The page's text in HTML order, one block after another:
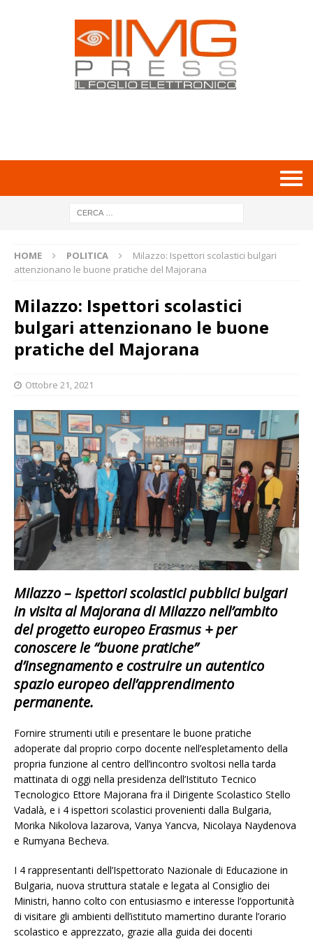
HOME POLITICA
Milazzo: Ispettori scolastici bulgari
attenzionano le buone pratiche del Majorana
Milazzo: Ispettori scolastici
bulgari attenzionano le buone
pratiche del Majorana
Ottobre 21, 2021
Milazzo – Ispettori scolastici pubblici bulgari
in visita al Majorana di Milazzo nell’ambito
del progetto europeo Erasmus + per
conoscere le “buone pratiche”
d’insegnamento e costruire un autentico
spazio europeo dell’apprendimento
permanente.
Fornire strumenti utili e presentare le buone pratiche
adoperate dal proprio corpo docente nell’espletamento della
propria funzione al centro dell’incontro svoltosi nella tarda
mattinata di oggi nella presidenza dell’Istituto Tecnico
Tecnologico Ettore Majorana fra il Dirigente Scolastico Stello
Vadalà, e i 4 ispettori scolastici provenienti dalla Bulgaria,
Morika Nikolova lazarova, Vanya Yancva, Nicolaya Naydenova
e Rumyana Becheva.
I 4 rappresentanti dell’Ispettorato Nazionale di Educazione in
Bulgaria, nuova struttura statale e legata al Consiglio dei
Ministri, hanno colto con entusiasmo e interesse l’opportunità
di visitare gli ambienti dell’istituto mamertino durante l’orario
scolastico e apprezzato, grazie alla guida dei docenti